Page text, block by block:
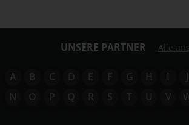
UNSERE PARTNER Alle
A B C D E F G H I J
N
O P Q R S T U V